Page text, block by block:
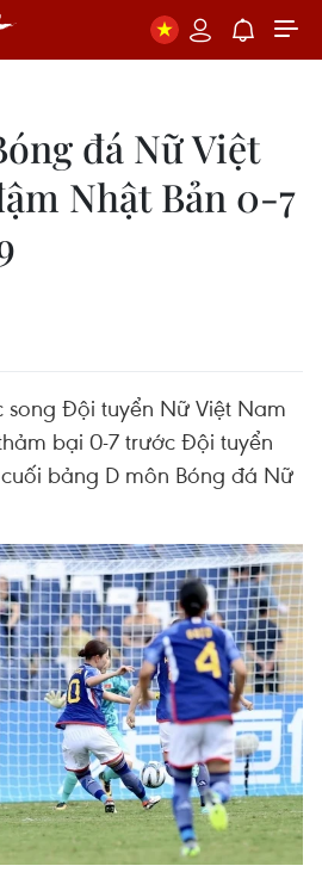
đá Nữ Việt
Nhật Bản 0-7
song Đội tuyển Nữ Việt Nam
bại 0-7 trước Đội tuyển
bảng D môn Bóng đá Nữ